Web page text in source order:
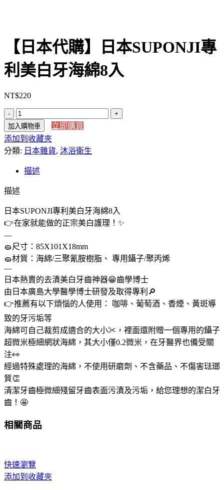
【日本代購】日本SUPONJI專
利美白牙海綿8入
NT$220
【日
本
代
購】
本
專
利
美
牙
海
8
入
數
量
加入購物車
立即購買
添加到收藏夾
分類: 日本雜貨, 沐浴衛生
描述
描述
日本SUPONJI專利美白牙海綿8入
👉在家就能做的正宗美白護理！✨
—
🧽尺寸：85X101X18mm
🧽材質：海綿/三聚氰胺樹脂、 專用鑷子/聚丙烯
—
日本熱賣的去漬美白牙齒神器😁齒學博士
由日本廣島大學醫學博士研發及取得專利🔎
👉推薦有以下煩惱的人使用： 咖啡、葡萄酒、香煙、黃斑導
致的牙污垢等
海綿可自己裁剪成適合的大小✂，裡面還附贈一個專用的鑷子
超微米極細網狀海綿，其大小僅0.2微米，在牙醫界也備受關
注👀
經過特殊處理的海綿，不使用研磨劑、不含藥品、不傷害琺瑯
質👏
清潔牙齒極微細殘留牙齒表面污漬及污垢，給您理想的潔白牙
齒！🤩
相關商品
快速瀏覽
添加到收藏夾